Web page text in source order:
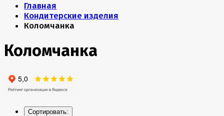
Главная
Кондитерские изделия
Коломчанка
Коломчанка
Сортировать: